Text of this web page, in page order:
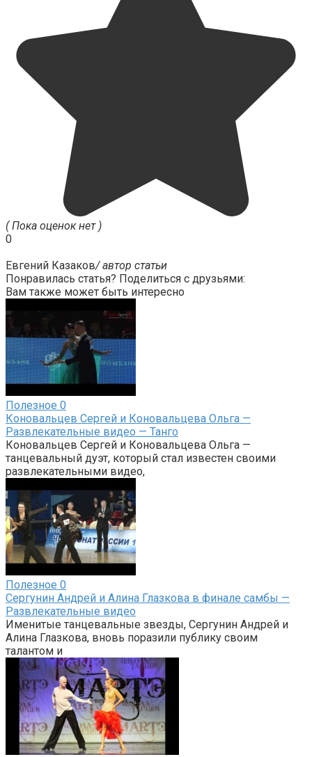
( Пока оценок нет )
0
Евгений Казаков/ автор статьи
Понравилась статья? Поделиться с друзьями:
Вам также может быть интересно
Полезное 0
Коновальцев Сергей и Коновальцева Ольга —
Развлекательные видео — Танго
Коновальцев Сергей и Коновальцева Ольга —
танцевальный дуэт, который стал известен своими
развлекательными видео,
Полезное 0
Сергунин Андрей и Алина Глазкова в финале самбы —
Развлекательные видео
Именитые танцевальные звезды, Сергунин Андрей и
Алина Глазкова, вновь поразили публику своим
талантом и